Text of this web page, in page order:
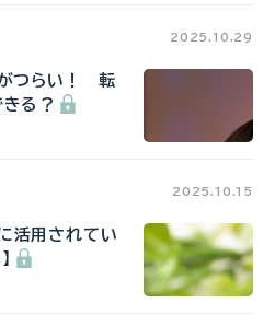
2025.10.29
つらい！ 転
る？
2025.10.15
活用されてい